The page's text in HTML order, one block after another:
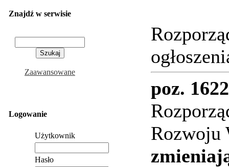
Znajdź w serwisie
Zaawansowane
Logowanie
Użytkownik
Hasło
poz. 1622
Rozwoju